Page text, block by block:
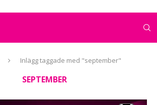
Inlägg taggade med "september"
SEPTEMBER